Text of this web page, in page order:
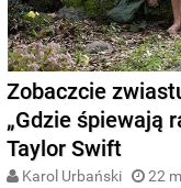
Zobaczcie
„Gdzie śpiewają
Taylor Swift
Karol Urbański 22